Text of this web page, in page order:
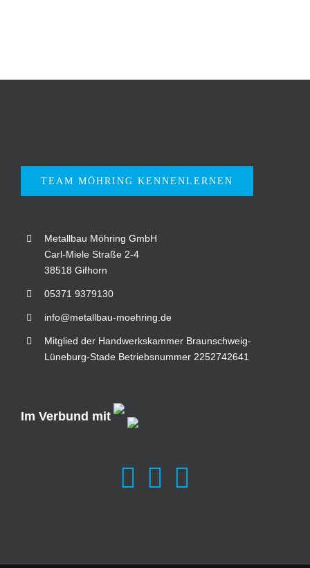
TEAM MÖHRING KENNENLERNEN
Metallbau Möhring GmbH
Carl-Miele Straße 2-4
38518 Gifhorn
05371 9379130
info@metallbau-moehring.de
Mitglied der Handwerkskammer Braunschweig-
Lüneburg-Stade Betriebsnummer 2252742641
Im Verbund mit